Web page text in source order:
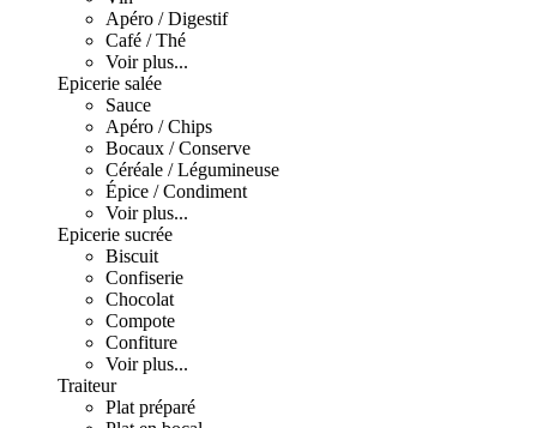
Apéro / Digestif
Café / Thé
Voir plus...
Epicerie salée
Sauce
Apéro / Chips
Bocaux / Conserve
Céréale / Légumineuse
Épice / Condiment
Voir plus...
Epicerie sucrée
Biscuit
Confiserie
Chocolat
Compote
Confiture
Voir plus...
Traiteur
Plat préparé